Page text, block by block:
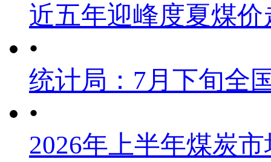
近五年迎峰度夏煤价
•
统计局：7月下旬全
•
2026年上半年煤炭